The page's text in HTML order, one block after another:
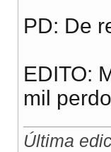
PD: De
EDITO:
mil
Última